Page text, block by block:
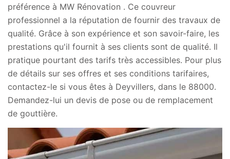
préférence à MW Rénovation . Ce couvreur
professionnel a la réputation de fournir des travaux de
qualité. Grâce à son expérience et son savoir-faire, les
prestations qu'il fournit à ses clients sont de qualité. Il
pratique pourtant des tarifs très accessibles. Pour plus
de détails sur ses offres et ses conditions tarifaires,
contactez-le si vous êtes à Deyvillers, dans le 88000.
Demandez-lui un devis de pose ou de remplacement
de gouttière.